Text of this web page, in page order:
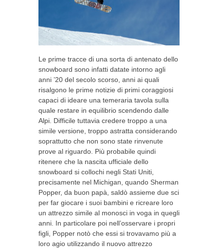
Le prime tracce di una sorta di antenato dello
snowboard sono infatti datate intorno agli
anni ’20 del secolo scorso, anni ai quali
risalgono le prime notizie di primi coraggiosi
capaci di ideare una temeraria tavola sulla
quale restare in equilibrio scendendo dalle
Alpi. Difficile tuttavia credere troppo a una
simile versione, troppo astratta considerando
soprattutto che non sono state rinvenute
prove al riguardo. Più probabile quindi
ritenere che la nascita ufficiale dello
snowboard si collochi negli Stati Uniti,
precisamente nel Michigan, quando Sherman
Popper, da buon papà, saldò assieme due sci
per far giocare i suoi bambini e ricreare loro
un attrezzo simile al monosci in voga in quegli
anni. In particolare poi nell’osservare i propri
figli, Popper notò che essi si trovavamo più a
loro agio utilizzando il nuovo attrezzo